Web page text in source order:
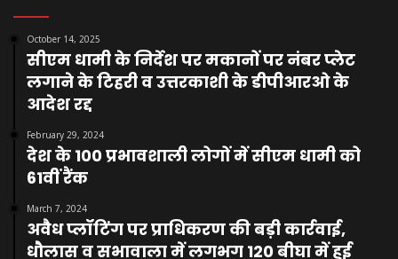
October 14, 2025
सीएम धामी के निर्देश पर मकानों पर नंबर प्लेट
लगाने के टिहरी व उत्तरकाशी के डीपीआरओ के
आदेश रद्द
February 29, 2024
देश के 100 प्रभावशाली लोगों में सीएम धामी को
61वीं रैंक
March 7, 2024
अवैध प्लॉटिंग पर प्राधिकरण की बड़ी कार्रवाई,
धौलास व सभावाला में लगभग 120 बीघा में हुई